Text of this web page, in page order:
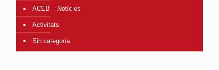
ACEB – Notícies
Activitats
Sin categoría